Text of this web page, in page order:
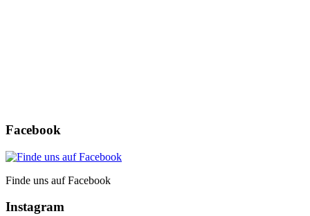
Facebook
Finde uns auf Facebook
Instagram